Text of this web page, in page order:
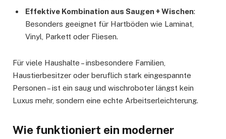
Effektive Kombination aus Saugen + Wischen:
Besonders geeignet für Hartböden wie Laminat,
Vinyl, Parkett oder Fliesen.
Für viele Haushalte – insbesondere Familien,
Haustierbesitzer oder beruflich stark eingespannte
Personen – ist ein saug und wischroboter längst kein
Luxus mehr, sondern eine echte Arbeitserleichterung.
Wie funktioniert ein moderner